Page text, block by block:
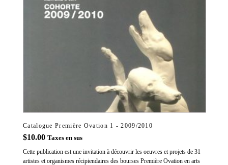
Catalogue Première Ovation 1 - 2009/2010
$10.00 Taxes en sus
Cette publication est une invitation à découvrir les oeuvres et projets de 31
artistes et organismes récipiendaires des bourses Première Ovation en arts